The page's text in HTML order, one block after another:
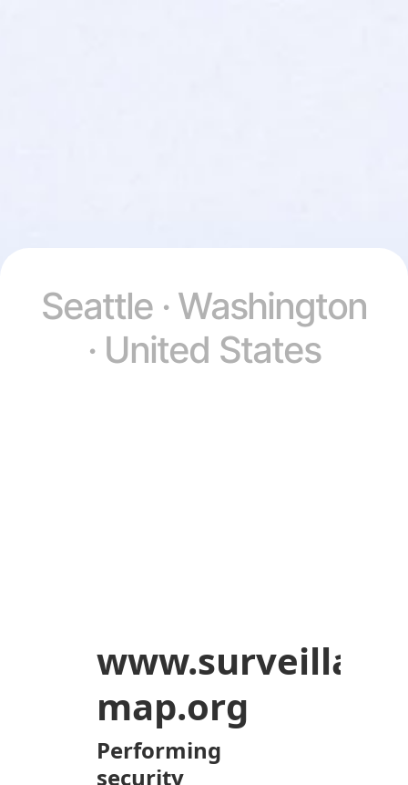
Seattle · Washington
· United States